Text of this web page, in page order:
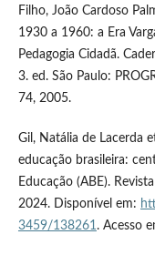
Filho, João Cardoso
1930 a 1960: a Era
Pedagogia Cidadã.
3. ed. São Paulo:
74, 2005.
Gil, Natália de Lacerda
educação brasileira:
Educação (ABE).
2024. Disponível em:
3459/138261. Acesso